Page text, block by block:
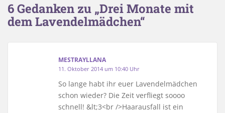
6 Gedanken zu „Drei Monate mit
dem Lavendelmädchen“
MESTRAYLLANA
11. Oktober 2014 um 10:40 Uhr
So lange habt ihr euer Lavendelmädchen
schon wieder? Die Zeit verfliegt soooo
schnell! &lt;3<br />Haarausfall ist ein